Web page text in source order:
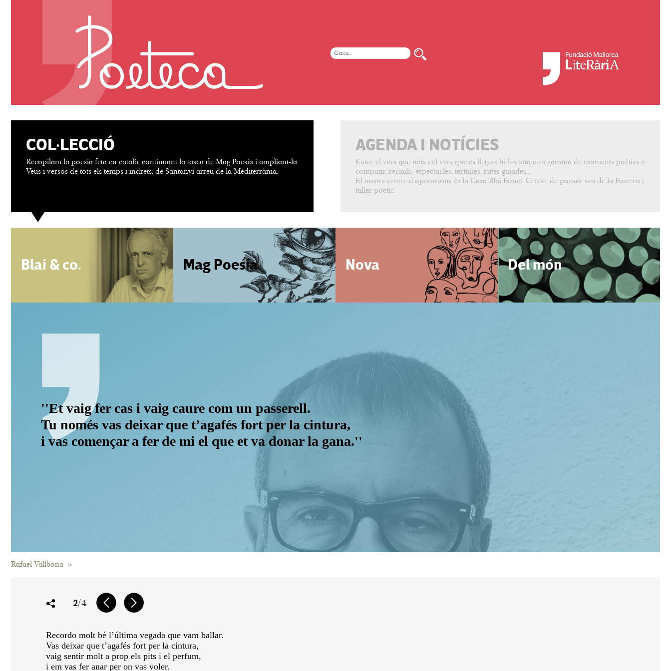
COL·LECCIÓ
Recopilam la poesia feta en català, continuant la tasca de Mag Poesia i ampliant-la.
Veus i versos de tots els temps i indrets: de Santanyí arreu de la Mediterrània.
AGENDA I NOTÍCIES
Entre el vers que neix i el vers que es llegeix hi ha tota una gamma de moments poètics a
compatir: recitals, espectacles, tertúlies, rutes guiades...
El nostre centre d’operacions és la Casa Blai Bonet. Centre de poesia, seu de la Poeteca i
taller poètic.
Blai & co. Mag Poesia Nova Del món
''Et vaig fer cas i vaig caure com un passerell.
Tu només vas deixar que t’agafés fort per la cintura,
i vas començar a fer de mi el que et va donar la gana.''
Rafael Vallbona >
2/4
Recordo molt bé l’última vegada que vam ballar.
Vas deixar que t’agafés fort per la cintura,
vaig sentir molt a prop els pits i el perfum,
i em vas fer anar per on vas voler.